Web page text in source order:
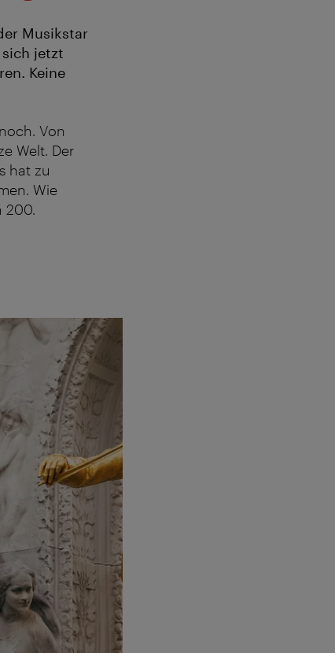
Musikstar
jetzt
Keine
Von
Welt. Der
hat zu
Wie
200.